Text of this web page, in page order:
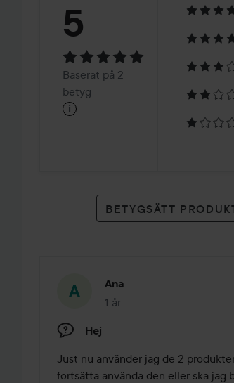
Betyg:
5Baserat
på
betyg
5
Baserat på 2
betyg
i
BETYGSÄTT
Ana
1 år
Inlägget skapades 1 år
Hej
Just nu använder jag de 2
fortsätta använda den eller ska jag